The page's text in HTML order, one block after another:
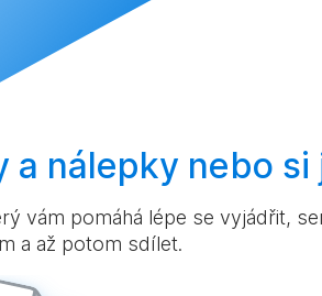
a nálepky nebo si
vám pomáhá lépe se vyjádřit,
a až potom sdílet.